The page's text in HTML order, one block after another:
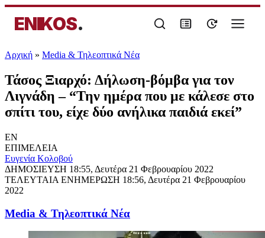
ENIKOS.
Αρχική » Media & Τηλεοπτικά Νέα
Τάσος Ξιαρχό: Δήλωση-βόμβα για τον
Λιγνάδη – “Την ημέρα που με κάλεσε στο
σπίτι του, είχε δύο ανήλικα παιδιά εκεί”
EN
ΕΠΙΜΕΛΕΙΑ
Ευγενία Κολοβού
ΔΗΜΟΣΙΕΥΣΗ 18:55, Δευτέρα 21 Φεβρουαρίου 2022
ΤΕΛΕΥΤΑΙΑ ΕΝΗΜΕΡΩΣΗ 18:56, Δευτέρα 21 Φεβρουαρίου
2022
Media & Τηλεοπτικά Νέα